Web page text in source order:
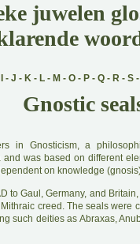
juwelen
- J - K - L - M - O - P - Q - R - S -
Gnostic
in Gnosticism, a
was based on different
on knowledge
to Gaul, Germany, and
creed. The seals were
such deities as Abraxas,